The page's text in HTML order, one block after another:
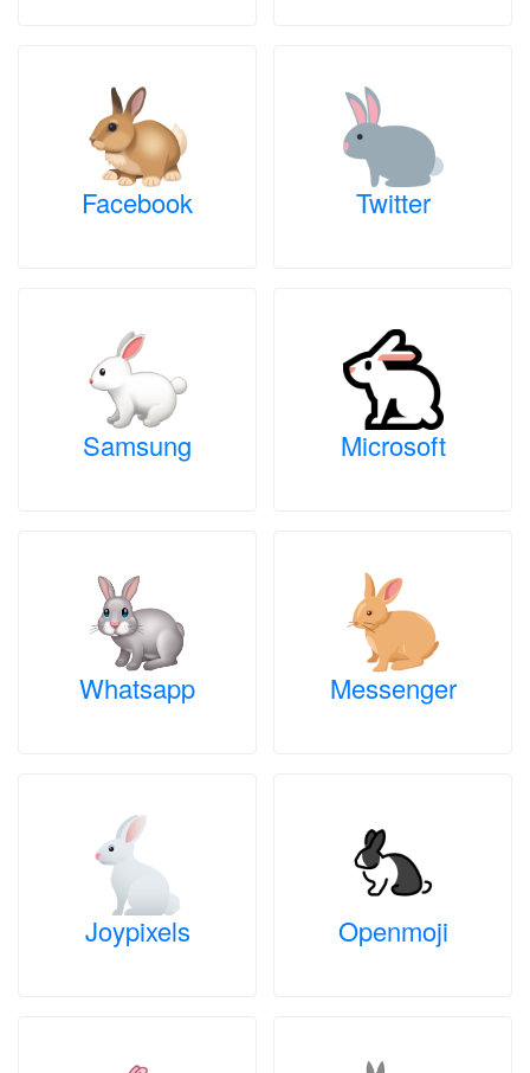
Facebook Twitter
Samsung Microsoft
Whatsapp Messenger
Joypixels Openmoji